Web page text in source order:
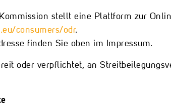
stellt eine Plattform zur
consumers/odr.
finden Sie oben im Impressum.
oder verpflichtet, an